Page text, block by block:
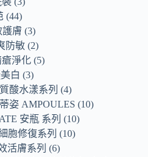
44
護膚 3
防敏 2
瘡淨化 5
白
3
酸水漾系列
4
姿 AMPOULES
10
安瓶 系列
10
胞修復系列
10
活膚系列
6